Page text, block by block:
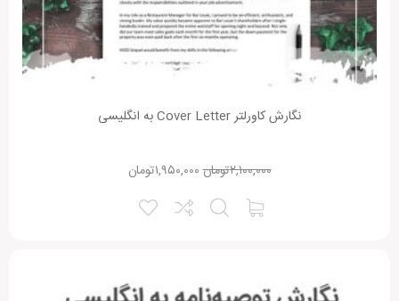
نگارش کاورلتر Cover Letter به انگلیسی
تومان۲,۱۰۰,۰۰۰ تومان۱,۹۵۰,۰۰۰